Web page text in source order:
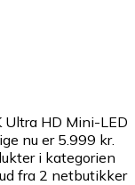
Ultra HD Mini-LED
nu er 5.999 kr.
i kategorien
fra 2 netbutikker